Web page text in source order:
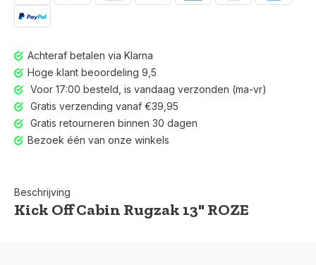
Achteraf betalen via Klarna
Hoge klant beoordeling 9,5
Voor 17:00 besteld, is vandaag verzonden (ma-vr)
Gratis verzending vanaf €39,95
Gratis retourneren binnen 30 dagen
Bezoek één van onze winkels
Beschrijving
Kick Off Cabin Rugzak 13" ROZE